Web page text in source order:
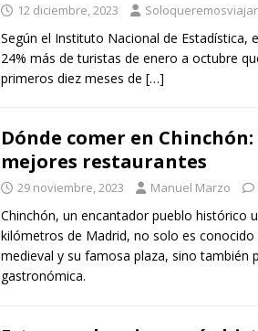
12 diciembre, 2023
Según el Instituto Nacional de Estadística,
24% más de turistas de enero a octubre
primeros diez meses de […]
Dónde comer en Chinchón:
mejores restaurantes
29 noviembre, 2023 Manuel Marzo
Chinchón, un encantador pueblo histórico
kilómetros de Madrid, no solo es
medieval y su famosa plaza, sino también
gastronómica.